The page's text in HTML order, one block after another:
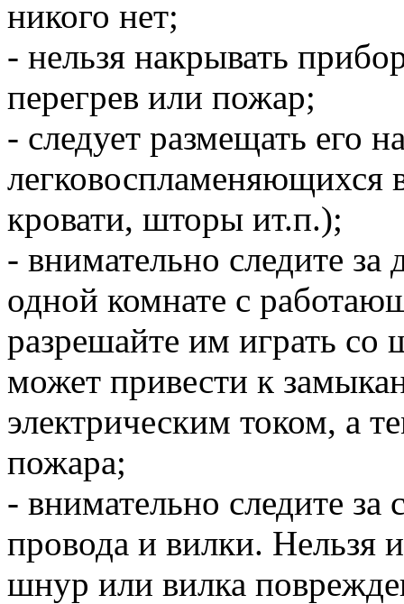
никого нет;
- нельзя накрывать
перегрев или пожар;
- следует размещать его
легковоспламеняющихся
кровати, шторы ит.п.);
- внимательно следите за
одной комнате с
разрешайте им играть
может привести к
электрическим током, а
пожара;
- внимательно следите
провода и вилки. Нельзя
шнур или вилка